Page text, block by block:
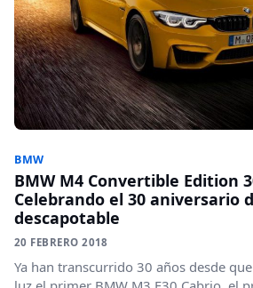
BMW
BMW M4 Convertible Edition
Celebrando el 30 aniversario
descapotable
20 FEBRERO 2018
Ya han transcurrido 30 años desde